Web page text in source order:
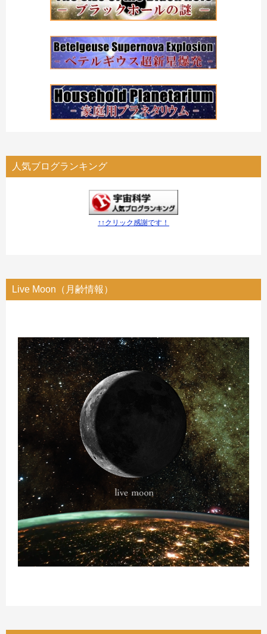
人気ブログランキング
↑↑クリック感謝です！
Live Moon（月齢情報）